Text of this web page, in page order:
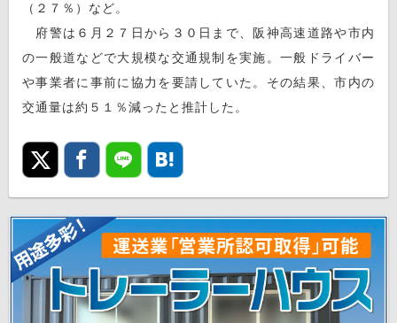
（２７％）など。
府警は６月２７日から３０日まで、阪神高速道路や市内
の一般道などで大規模な交通規制を実施。一般ドライバー
や事業者に事前に協力を要請していた。その結果、市内の
交通量は約５１％減ったと推計した。